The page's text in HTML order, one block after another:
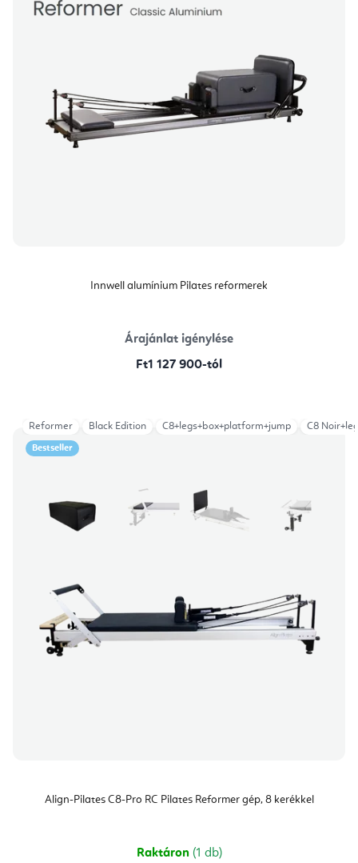
Innwell alumínium Pilates reformerek
Árajánlat igénylése
Ft1 127 900-tól
Bestseller
Align-Pilates C8-Pro RC Pilates Reformer gép, 8 kerékkel
Raktáron (1 db)
Reformer Black Edition C8+legs+box+platform+jump C8